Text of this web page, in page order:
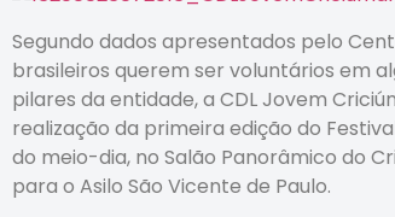
Segundo dados apresentados pelo
brasileiros querem ser voluntários em
pilares da entidade, a CDL Jovem
realização da primeira edição do
do meio-dia, no Salão Panorâmico do
para o Asilo São Vicente de Paulo.